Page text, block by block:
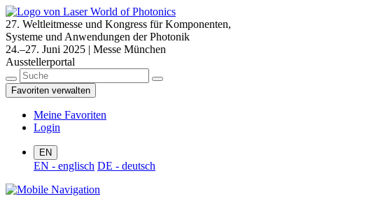
27. Weltleitmesse und Kongress für Komponenten,
Systeme und Anwendungen der Photonik
24.–27. Juni 2025 | Messe München
Ausstellerportal
Favoriten verwalten
Meine Favoriten
Login
EN
EN - englisch DE - deutsch